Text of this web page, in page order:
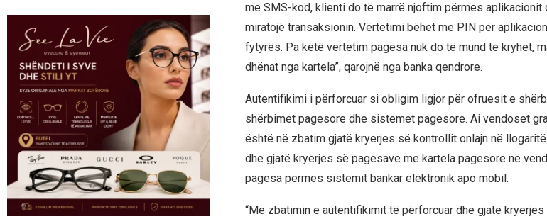
me SMS-kod, klienti do të marrë njoftim përmes aplikacionit
miratojë transaksionin. Vërtetimi bëhet me PIN për
fytyrës. Pa këtë vërtetim pagesa nuk do të mund të kryhet,
dhënat nga kartela”, qarojnë nga banka qendrore.
Autentifikimi i përforcuar si obligim ligjor për ofruesit e
shërbimet pagesore dhe sistemet pagesore. Ai vendoset
është në zbatim gjatë kryerjes së kontrollit onlajn në
dhe gjatë kryerjes së pagesave me kartela pagesore në
pagesa përmes sistemit bankar elektronik apo mobil.
“Me zbatimin e autentifikimit të përforcuar dhe gjatë